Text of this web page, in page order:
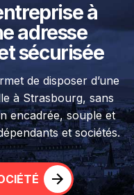
à
adresse
sécurisée
de disposer d’une
à Strasbourg, sans
encadrée, souple et
et sociétés.